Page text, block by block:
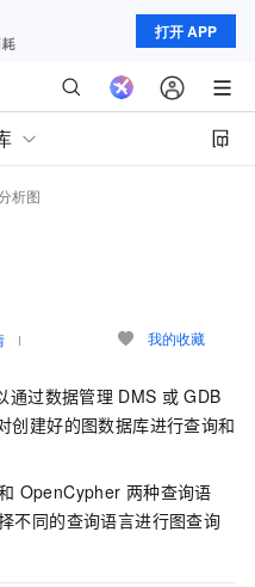
打开 APP
析图
我的收藏
通过数据管理 DMS 或 GDB
创建好的图数据库进行查询和
OpenCypher 两种查询语
不同的查询语言进行图查询